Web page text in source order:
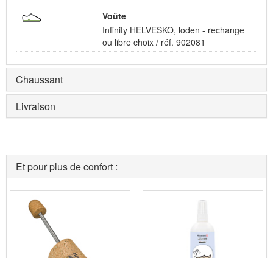
Voûte
Infinity HELVESKO, loden - rechange
ou libre choix / réf. 902081
Chaussant
Livraison
Et pour plus de confort :